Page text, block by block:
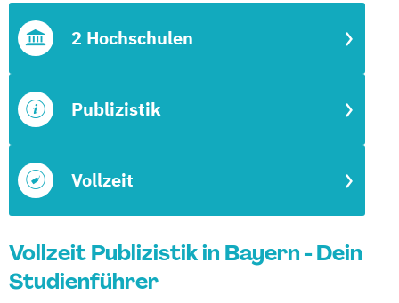
Vollzeit
Publizistik
2 Hochschulen
Vollzeit Publizistik in Bayern - Dein
Studienführer